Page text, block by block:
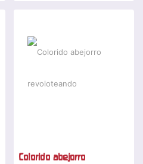
Colorido abejorro